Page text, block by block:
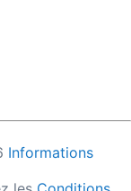
Informations